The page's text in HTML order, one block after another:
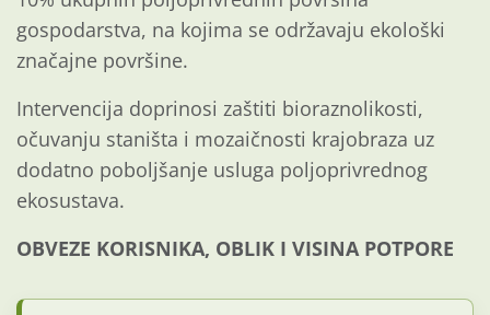
gospodarstva, na kojima se održavaju ekološki
značajne površine.
Intervencija doprinosi zaštiti bioraznolikosti,
očuvanju staništa i mozaičnosti krajobraza uz
dodatno poboljšanje usluga poljoprivrednog
ekosustava.
OBVEZE KORISNIKA, OBLIK I VISINA POTPORE